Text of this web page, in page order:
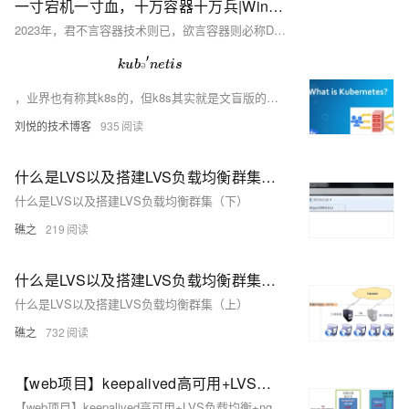
一寸宕机一寸血，十万容器十万兵|Win10/Mac系统下基于Kubernetes(k8s)搭建Gunicorn+Flask高可用Web集群
2023年，君不言容器技术则已，欲言容器则必称Docker，毫无疑问，它是当今最流行的容器技术之一，但是当我们面对海量的镜像与容器时，怎样快速精准的对海量容器进行管理和编排就又成了新的课题，此时，由Google开源的Kubernetes(读音
ə
kubə′netis
，业界也有称其k8s的，但k8s其实就是文盲版的Kubernetes，只是因为k和s之间有8个字母)就应时而生了，它是一个开源的用于多个主机虚拟成一个云平台后进行容器资源管理和应用编排引擎，致力于让部署容器化应用简单并且高效，提供了应用的全生命周期管理，如应用部署，规划，更新，维护等机制。本次我们尝试在Win10/Mac系统下，
刘悦的技术博客 935
什么是LVS以及搭建LVS负载均衡群集（下）
什么是LVS以及搭建LVS负载均衡群集（下）
礁之 219
什么是LVS以及搭建LVS负载均衡群集（上）
什么是LVS以及搭建LVS负载均衡群集（上）
礁之 732
【web项目】keepalived高可用+LVS负载均衡+nginx动静分离+nfs共享存储